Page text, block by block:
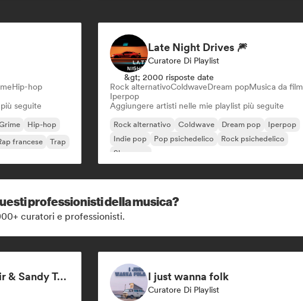
Hip-hop
seguite
Hip-hop
francese Trap
Late Night Drives 🎆
Curatore Di Playlist
&gt; 2000 risposte date
Rock alternativoColdwaveDream popMusica da film
Iperpop
Aggiungere artisti nelle mie playlist più seguite
Rock alternativo Coldwave Dream pop
Iperpop
Indie pop
Pop psichedelico
Rock psichedelico
Shoegaze
professionisti della musica?
curatori e professionisti.
Rock for Salted Hair & Sandy Toes I just wanna folk
Curatore Di Playlist